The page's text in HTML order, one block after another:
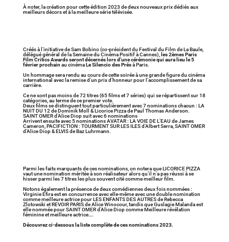
À noter, la création pour cette édition 2023 de deux nouveaux prix dédiés aux
meilleurs décors et à la meilleure série télévisée.
Créés à l’initiative de Sam Bobino (co-président du Festival du Film de La Baule,
délégué général de la Semaine du Cinéma Positif à Cannes),
les 2èmes Paris
Film Critics Awards seront décernés lors d’une cérémonie qui aura lieu le 5
février prochain au cinémaLe Silencio des Présà Paris.
Un hommage sera rendu au cours de cette soirée à une grande figure du cinéma
international avec la remise d’un prix d’honneur pour l’accomplissement de sa
carrière.
Ce ne sont pas moins de 72 titres (65 films et 7 séries) qui se répartissent sur 18
catégories, au terme de ce premier vote.
Deux films se distinguent tout particulièrement avec 7 nominations chacun : LA
NUIT DU 12 de Dominik Moll & Licorice Pizza de Paul Thomas Anderson.
SAINT OMER d’Alice Diop suit avec 6 nominations
Arrivent ensuite avec 5 nominations AVATAR : LA VOIE DE L’EAU de James
Cameron, PACIFICTION : TOURMENT SUR LES ILES d’Albert Serra, SAINT OMER
d’Alice Diop & ELVIS de Baz Luhrmann.
Parmi les faits marquants de ces nominations, on notera que LICORICE PIZZA
vaut une nomination méritée à son réalisateur alors qu’il n’a pas réussi à se
hisser parmi les 7 titres les plus souvent cité comme meilleur film.
Notons également la présence de deux comédiennes deux fois nommées :
Virginie Efira est en concurrence avec elle-même avec une double nomination
comme meilleure actrice pour LES ENFANTS DES AUTRES de Rebecca
Zlotowski et REVOIR PARIS deAlice Winocour, tandis que Guslagie Malanda est
elle nommée pour SAINT OMER d’Alice Diop comme Meilleure révélation
féminine et meilleure actrice….
Découvrez ci-dessous la liste complète de ces nominations 2023.